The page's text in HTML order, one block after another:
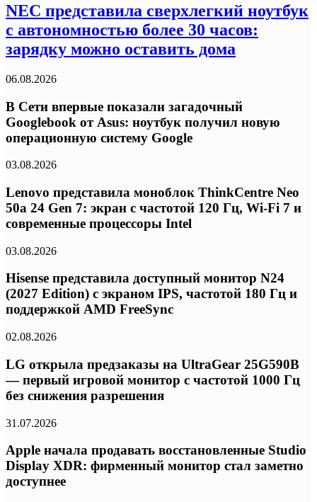
NEC представила сверхлегкий ноутбук
с автономностью более 30 часов:
зарядку можно оставить дома
06.08.2026
В Сети впервые показали загадочный
Googlebook от Asus: ноутбук получил новую
операционную систему Google
03.08.2026
Lenovo представила моноблок ThinkCentre Neo
50a 24 Gen 7: экран с частотой 120 Гц, Wi-Fi 7 и
современные процессоры Intel
03.08.2026
Hisense представила доступный монитор N24
(2027 Edition) с экраном IPS, частотой 180 Гц и
поддержкой AMD FreeSync
02.08.2026
LG открыла предзаказы на UltraGear 25G590B
— первый игровой монитор с частотой 1000 Гц
без снижения разрешения
31.07.2026
Apple начала продавать восстановленные Studio
Display XDR: фирменный монитор стал заметно
доступнее